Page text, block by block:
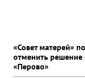
«Совет матерей»
отменить решение
«Перово»